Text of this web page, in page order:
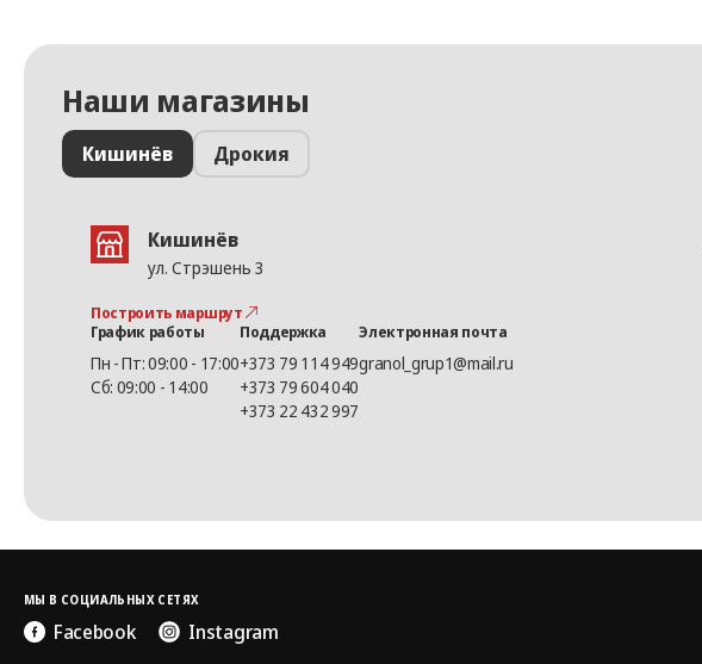
Наши магазины
Кишинёв Дрокия
Кишинёв
ул. Стрэшень 3
Построить маршрут
График работы
Пн - Пт: 09:00 - 17:00
Сб: 09:00 - 14:00
Поддержка
+373 79 114 949
+373 79 604 040
+373 22 432 997
Электронная почта
granol_grup1@mail.ru
МЫ В СОЦИАЛЬНЫХ СЕТЯХ
Facebook Instagram